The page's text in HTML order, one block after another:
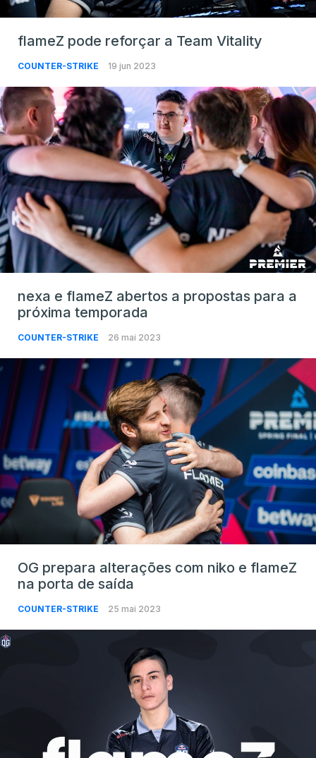
flameZ pode reforçar a Team Vitality
COUNTER-STRIKE 19 jun 2023
nexa e flameZ abertos a propostas para a
próxima temporada
COUNTER-STRIKE 26 mai 2023
OG prepara alterações com niko e flameZ
na porta de saída
COUNTER-STRIKE 25 mai 2023